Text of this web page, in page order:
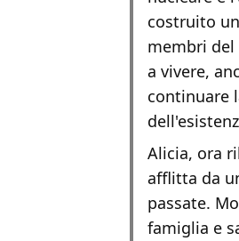
costruito
membri
a vivere,
continuare
Alicia, ora
afflitta da
passate.
famiglia e